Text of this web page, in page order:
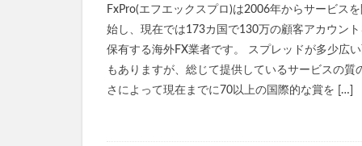
FxPro(エフエックスプロ)は2006年からサービスを
始し、現在では173カ国で130万の顧客アカウント
保有する海外FX業者です。 スプレッドが多少広
もありますが、総じて提供しているサービスの質
さによって現在までに70以上の国際的な賞を […]